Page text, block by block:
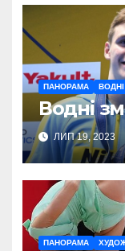
ПАНОРАМА
Водні
ЛИП 19, 2023
ПАНОРАМА